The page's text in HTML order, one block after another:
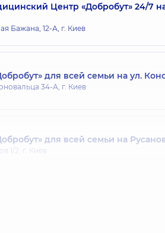
Центр «Добробут» 24/7
Бажана, 12-А, г. Киев
для всей семьи на ул.
34-А, г. Киев
для всей семьи на
1/2, г. Киев
для всей семьи на